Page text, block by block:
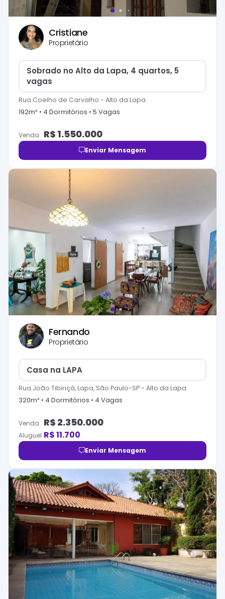
Cristiane
Proprietário
Sobrado no Alto da Lapa, 4 quartos, 5
vagas
Rua Coelho de Carvalho - Alto da Lapa
192m² • 4 Dormitórios • 5 Vagas
Venda R$ 1.550.000
Enviar Mensagem
Fernando
Proprietário
Casa na LAPA
Rua João Tibiriçá, Lapa, São Paulo-SP- Alto da Lapa
320m² • 4 Dormitórios • 4 Vagas
Venda R$ 2.350.000
Aluguel R$11.700
Enviar Mensagem